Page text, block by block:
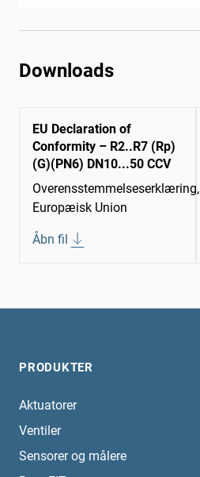
Downloads
EU Declaration of
Conformity – R2..R7 (Rp)
(G)(PN6) DN10...50 CCV
Overensstemmelseserklæring,
Europæisk Union
Åbn fil
PRODUKTER
Aktuatorer
Ventiler
Sensorer og målere